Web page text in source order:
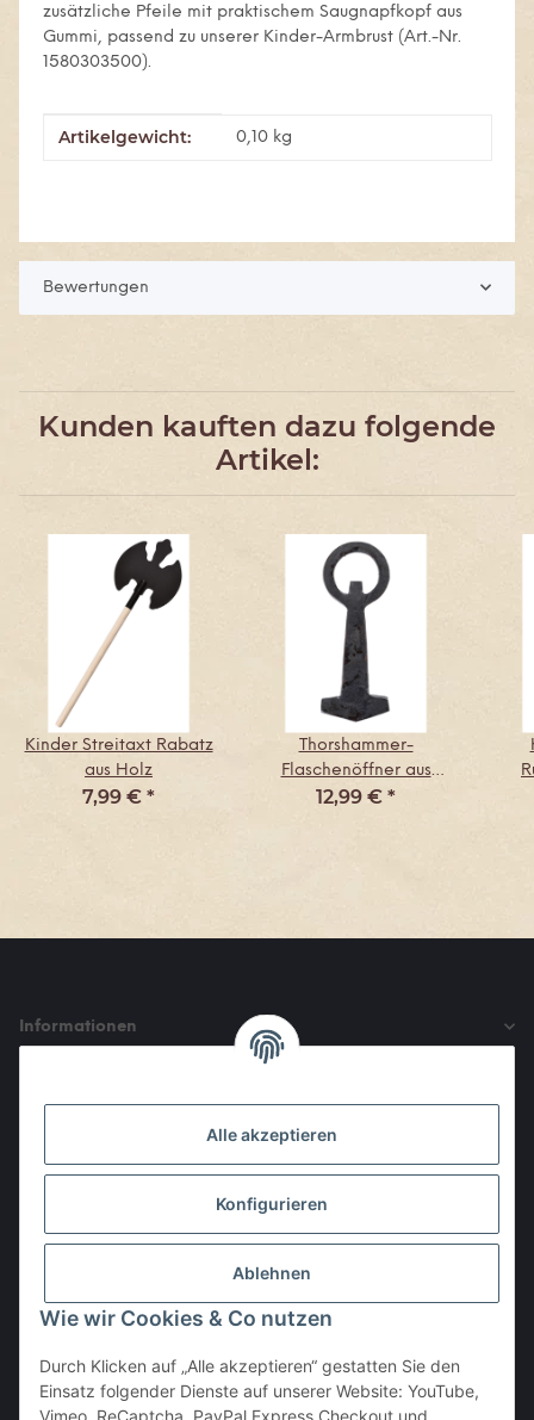
zusätzliche Pfeile mit praktischem Saugnapfkopf aus
Gummi, passend zu unserer Kinder-Armbrust (Art.-Nr.
1580303500).
Produkteigenschaft
Wert
Artikelgewicht: 0,10 kg
Bewertungen
Kunden kauften dazu folgende
Artikel:
Kinder Streitaxt Rabatz
aus Holz
7,99 € *
Thorshammer-
Flaschenöffner aus
Eisen, ca. 10 cm
12,99 € *
Informationen
Alle akzeptieren
Konfigurieren
Ablehnen
Wie wir Cookies & Co nutzen
Durch Klicken auf „Alle akzeptieren“ gestatten Sie den
Einsatz folgender Dienste auf unserer Website: YouTube,
Vimeo, ReCaptcha, PayPal Express Checkout und